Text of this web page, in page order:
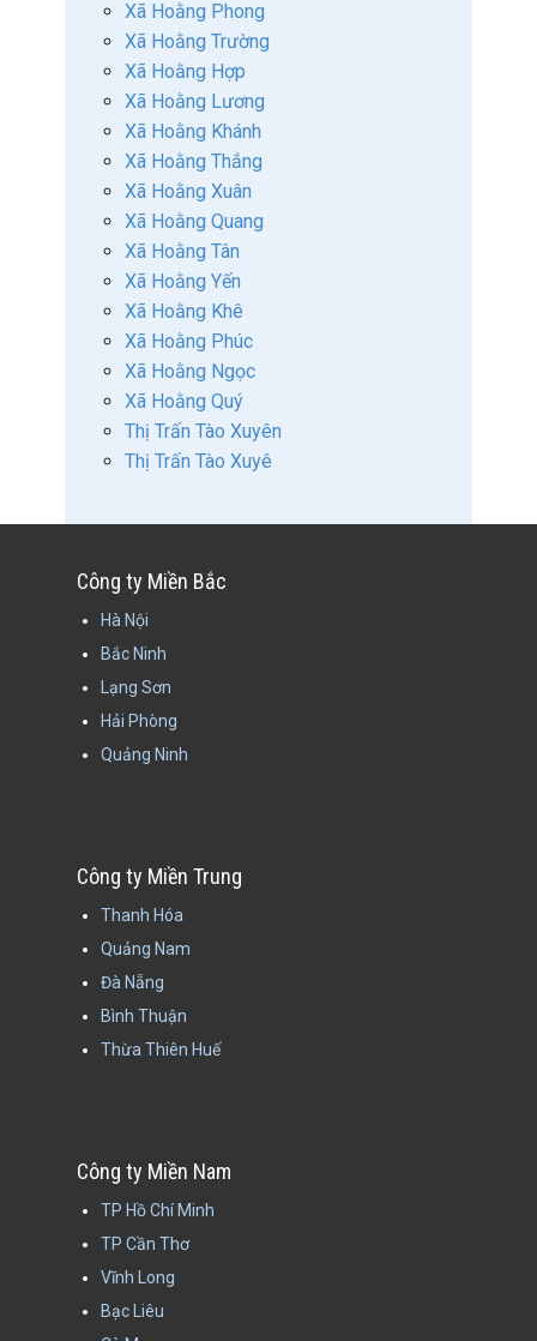
Xã Hoằng Phong
Xã Hoằng Trường
Xã Hoằng Hợp
Xã Hoằng Lương
Xã Hoằng Khánh
Xã Hoằng Thắng
Xã Hoằng Xuân
Xã Hoằng Quang
Xã Hoằng Tân
Xã Hoằng Yến
Xã Hoằng Khê
Xã Hoằng Phúc
Xã Hoằng Ngọc
Xã Hoằng Quý
Thị Trấn Tào Xuyên
Thị Trấn Tào Xuyê
Công ty Miền Bắc
Hà Nội
Bắc Ninh
Lạng Sơn
Hải Phòng
Quảng Ninh
Công ty Miền Trung
Thanh Hóa
Quảng Nam
Đà Nẵng
Bình Thuận
Thừa Thiên Huế
Công ty Miền Nam
TP Hồ Chí Minh
TP Cần Thơ
Vĩnh Long
Bạc Liêu